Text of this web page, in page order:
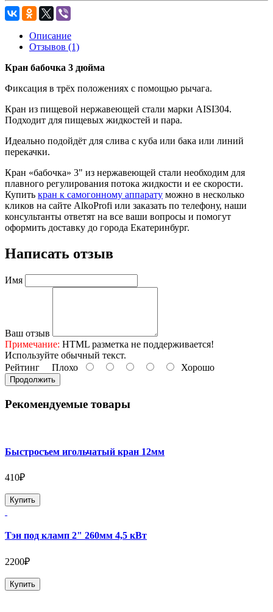
Описание
Отзывов (1)
Кран бабочка 3 дюйма
Фиксация в трёх положениях с помощью рычага.
Кран из пищевой нержавеющей стали марки AISI304.
Подходит для пищевых жидкостей и пара.
Идеально подойдёт для слива с куба или бака или линий
перекачки.
Кран «бабочка» 3" из нержавеющей стали необходим для
плавного регулирования потока жидкости и ее скорости.
Купить кран к самогонному аппарату можно в несколько
кликов на сайте AlkoProfi или заказать по телефону, наши
консультанты ответят на все ваши вопросы и помогут
оформить доставку до города Екатеринбург.
Написать отзыв
Имя
Ваш отзыв
Примечание: HTML разметка не поддерживается!
Используйте обычный текст.
Рейтинг Плохо Хорошо
Продолжить
Рекомендуемые товары
Быстросъем игольчатый кран 12мм
410₽
Купить
Тэн под кламп 2" 260мм 4,5 кВт
2200₽
Купить